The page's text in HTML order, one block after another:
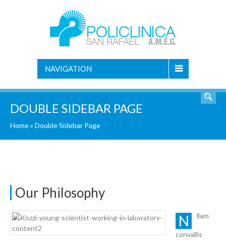
NAVIGATION
DOUBLE SIDEBAR PAGE
Home» Double Sidebar Page
Our Philosophy
N llam
convallis